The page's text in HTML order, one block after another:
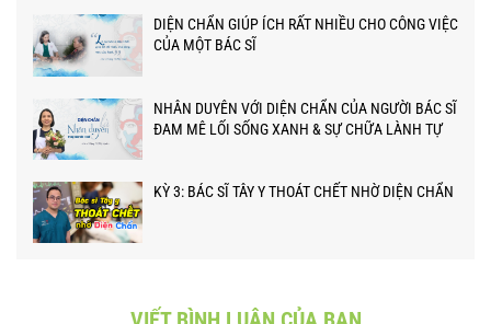
DIỆN CHẨN GIÚP ÍCH RẤT NHIỀU CHO CÔNG VIỆC
CỦA MỘT BÁC SĨ
NHÂN DUYÊN VỚI DIỆN CHẨN CỦA NGƯỜI BÁC SĨ
ĐAM MÊ LỐI SỐNG XANH & SỰ CHỮA LÀNH TỰ
KỲ 3: BÁC SĨ TÂY Y THOÁT CHẾT NHỜ DIỆN CHẨN